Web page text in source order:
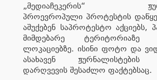
„მედიაჩეკერის“
პროევროპული პროტესტის
აშუქებენ საპროტესტო აქციებს,
მიმდებარე
ლოკაციებზე. ისინი ფოტო და
ასახავენ ჟურნალისტების
დარღვევის შესაძლო ფაქტებსაც.